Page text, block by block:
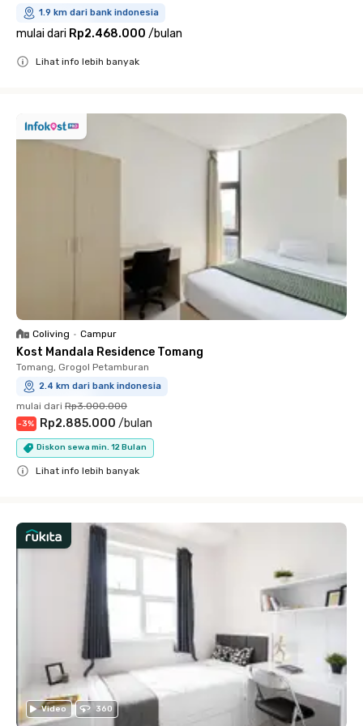
1.9 km dari bank indonesia
mulai dari Rp2.468.000 /bulan
Lihat info lebih banyak
Coliving • Campur
Kost Mandala Residence Tomang
Tomang, Grogol Petamburan
2.4 km dari bank indonesia
mulai dari Rp3.000.000
-3% Rp2.885.000 /bulan
Diskon sewa min. 12 Bulan
Lihat info lebih banyak
Video 360